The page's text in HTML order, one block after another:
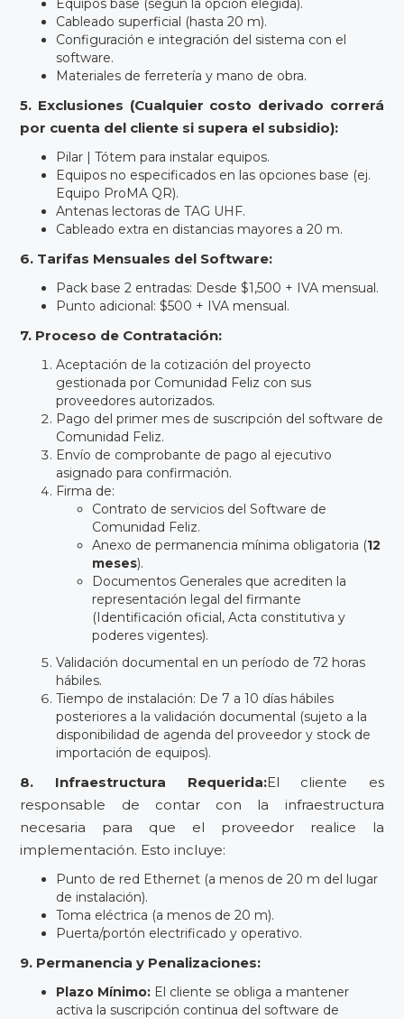
Equipos base (según la opción elegida).
Cableado superficial (hasta 20 m).
Configuración e integración del sistema con el
software.
Materiales de ferretería y mano de obra.
5. Exclusiones (Cualquier costo derivado correrá
por cuenta del cliente si supera el subsidio):
Pilar | Tótem para instalar equipos.
Equipos no especificados en las opciones base (ej.
Equipo ProMA QR).
Antenas lectoras de TAG UHF.
Cableado extra en distancias mayores a 20 m.
6. Tarifas Mensuales del Software:
Pack base 2 entradas: Desde $1,500 + IVA mensual.
Punto adicional: $500 + IVA mensual.
7. Proceso de Contratación:
Aceptación de la cotización del proyecto
gestionada por Comunidad Feliz con sus
proveedores autorizados.
Pago del primer mes de suscripción del software de
Comunidad Feliz.
Envío de comprobante de pago al ejecutivo
asignado para confirmación.
Firma de:
Contrato de servicios del Software de
Comunidad Feliz.
Anexo de permanencia mínima obligatoria (12
meses).
Documentos Generales que acrediten la
representación legal del firmante
(Identificación oficial, Acta constitutiva y
poderes vigentes).
Validación documental en un período de 72 horas
hábiles.
Tiempo de instalación: De 7 a 10 días hábiles
posteriores a la validación documental (sujeto a la
disponibilidad de agenda del proveedor y stock de
importación de equipos).
8. Infraestructura Requerida:El cliente es
responsable de contar con la infraestructura
necesaria para que el proveedor realice la
implementación. Esto incluye:
Punto de red Ethernet (a menos de 20 m del lugar
de instalación).
Toma eléctrica (a menos de 20 m).
Puerta/portón electrificado y operativo.
9. Permanencia y Penalizaciones:
Plazo Mínimo: El cliente se obliga a mantener
activa la suscripción continua del software de